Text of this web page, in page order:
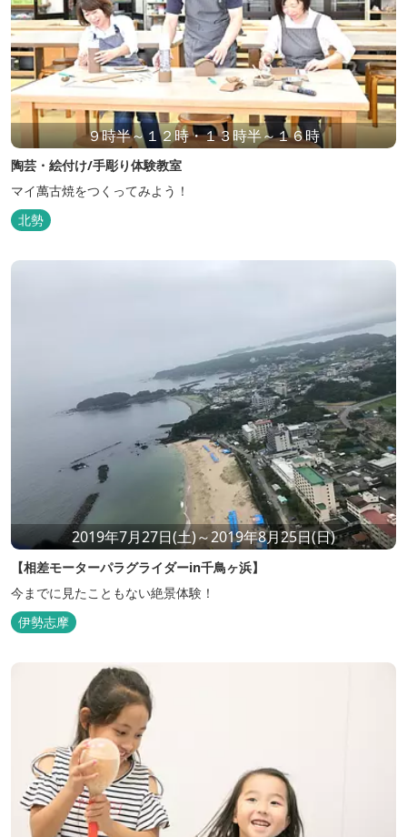
９時半～１２時・１３時半～１６時
陶芸・絵付け/手彫り体験教室
マイ萬古焼をつくってみよう！
北勢
2019年7月27日(土)～2019年8月25日(日)
【相差モーターパラグライダーin千鳥ヶ浜】
今までに見たこともない絶景体験！
伊勢志摩